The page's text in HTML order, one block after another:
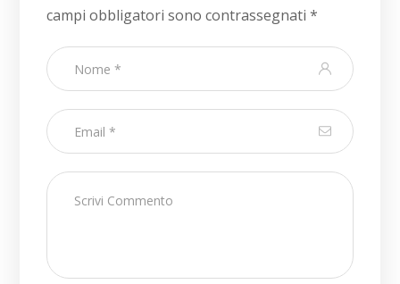
campi obbligatori sono contrassegnati*